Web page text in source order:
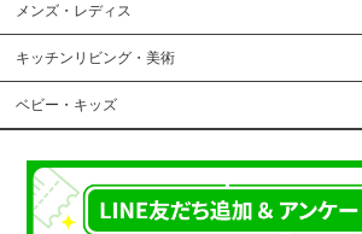
メンズ・レディス
キッチンリビング・美術
ベビー・キッズ